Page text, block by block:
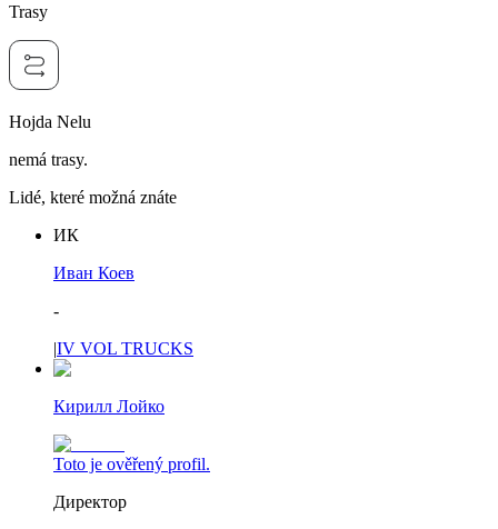
Trasy
Hojda Nelu
nemá trasy.
Lidé, které možná znáte
ИК
Иван Коев
-
|IV VOL TRUCKS
Кирилл Лойко
Toto je ověřený profil.
Директор